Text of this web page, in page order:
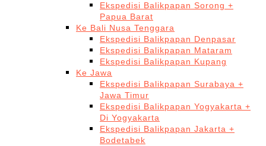
Ekspedisi Balikpapan Sorong +
Papua Barat
Ke Bali Nusa Tenggara
Ekspedisi Balikpapan Denpasar
Ekspedisi Balikpapan Mataram
Ekspedisi Balikpapan Kupang
Ke Jawa
Ekspedisi Balikpapan Surabaya +
Jawa Timur
Ekspedisi Balikpapan Yogyakarta +
Di Yogyakarta
Ekspedisi Balikpapan Jakarta +
Bodetabek